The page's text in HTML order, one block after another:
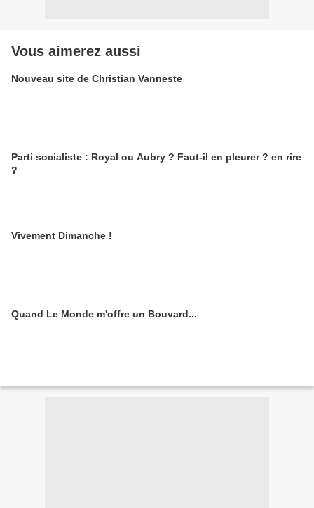
Vous aimerez aussi
Nouveau site de Christian Vanneste
Parti socialiste : Royal ou Aubry ? Faut-il en pleurer ? en rire
?
Vivement Dimanche !
Quand Le Monde m'offre un Bouvard...